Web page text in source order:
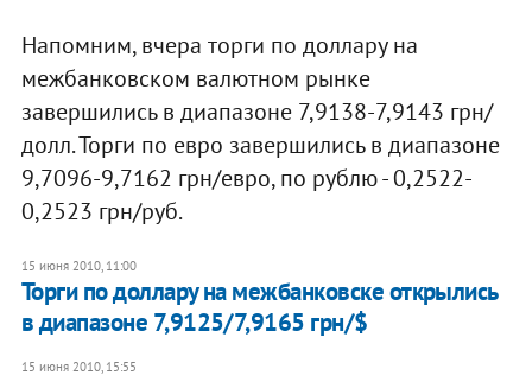
Напомним, вчера торги по доллару на
межбанковском валютном рынке
завершились в диапазоне 7,9138-7,9143 грн/
долл. Торги по евро завершились в диапазоне
9,7096-9,7162 грн/евро, по рублю - 0,2522-
0,2523 грн/руб.
15 июня 2010, 11:00
Торги по доллару на межбанковске открылись
в диапазоне 7,9125/7,9165 грн/$
15 июня 2010, 15:55